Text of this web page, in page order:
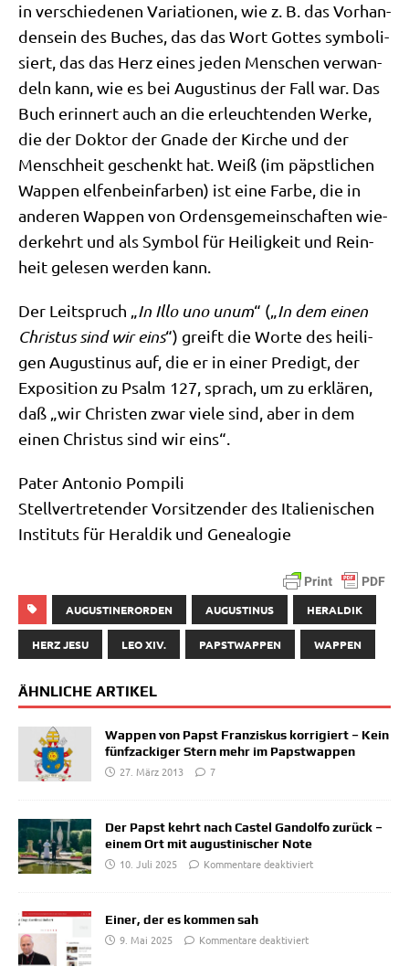
in ver­schie­de­nen Varia­tio­nen, wie z. B. das Vor­han­
den­sein des Buches, das das Wort Got­tes sym­bo­li­
siert, das das Herz eines jeden Men­schen ver­wan­
deln kann, wie es bei Augu­sti­nus der Fall war. Das
Buch erin­nert auch an die erleuch­ten­den Wer­ke,
die der Dok­tor der Gna­de der Kir­che und der
Mensch­heit geschenkt hat. Weiß (im päpst­li­chen
Wap­pen elfen­bein­far­ben) ist eine Far­be, die in
ande­ren Wap­pen von Ordens­ge­mein­schaf­ten wie­
der­kehrt und als Sym­bol für Hei­lig­keit und Rein­
heit gele­sen wer­den kann.
Der Leit­spruch „In Illo uno unum“ („In dem einen
Chri­stus sind wir eins“) greift die Wor­te des hei­li­
gen Augu­sti­nus auf, die er in einer Pre­digt, der
Expo­si­ti­on zu Psalm 127, sprach, um zu erklä­ren,
daß „wir Chri­sten zwar vie­le sind, aber in dem
einen Chri­stus sind wir eins“.
Pater Anto­nio Pom­pi­li
Stell­ver­tre­ten­der Vor­sit­zen­der des Ita­lie­ni­schen
Insti­tuts für Heral­dik und Genealogie
AUGUSTINERORDEN AUGUSTINUS HERALDIK
HERZ JESU LEO XIV. PAPSTWAPPEN WAPPEN
ÄHNLICHE ARTIKEL
Wappen von Papst Franziskus korrigiert – Kein
fünfzackiger Stern mehr im Papstwappen
27. März 2013
7
Der Papst kehrt nach Castel Gandolfo zurück –
einem Ort mit augustinischer Note
10. Juli 2025
Kommentare deaktiviert
Einer, der es kommen sah
9. Mai 2025
Kommentare deaktiviert